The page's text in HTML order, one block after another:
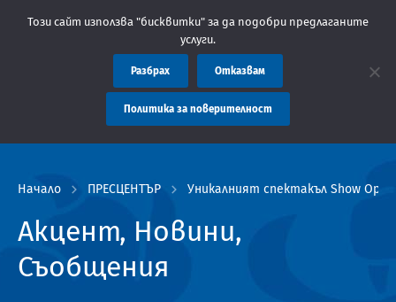
Областна администрация Пловдив препоръчва заплащането
Начало ПРЕСЦЕНТЪР Уникалният спектакъл Show
Акцент, Новини,
Съобщения
Този сайт използва "бисквитки" за да подобри предлаганите
услуги.
Разбрах Отказвам
Политика за поверителност